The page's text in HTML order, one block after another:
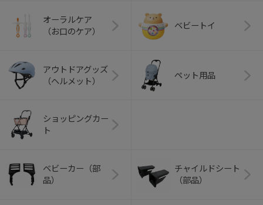
オーラルケア
（お口のケア）
ベビートイ
アウトドアグッズ
（ヘルメット）
ペット用品
ショッピングカー
ト
ベビーカー（部
品）
チャイルドシート
（部品）